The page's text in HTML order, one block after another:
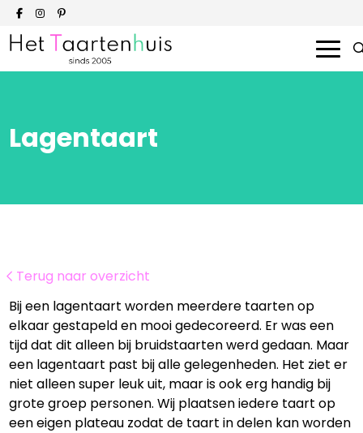
Smaken en prijzen
Bestellen
Lagentaart
Terug naar overzicht
Bij een lagentaart worden meerdere taarten op
elkaar gestapeld en mooi gedecoreerd. Er was een
tijd dat dit alleen bij bruidstaarten werd gedaan. Maar
een lagentaart past bij alle gelegenheden. Het ziet er
niet alleen super leuk uit, maar is ook erg handig bij
grote groep personen. Wij plaatsen iedere taart op
een eigen plateau zodat de taart in delen kan worden